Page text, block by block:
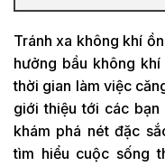
Tránh xa không khí
hưởng bầu không
thời gian làm việc
giới thiệu tới các
khám phá nét đặc
tìm hiểu cuộc sống